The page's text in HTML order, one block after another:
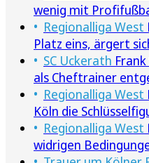
wenig mit
Regionalliga West
Platz eins, ärgert
SC Uckerath
als Cheftrainer
Regionalliga West
Köln die
Regionalliga West
widrigen